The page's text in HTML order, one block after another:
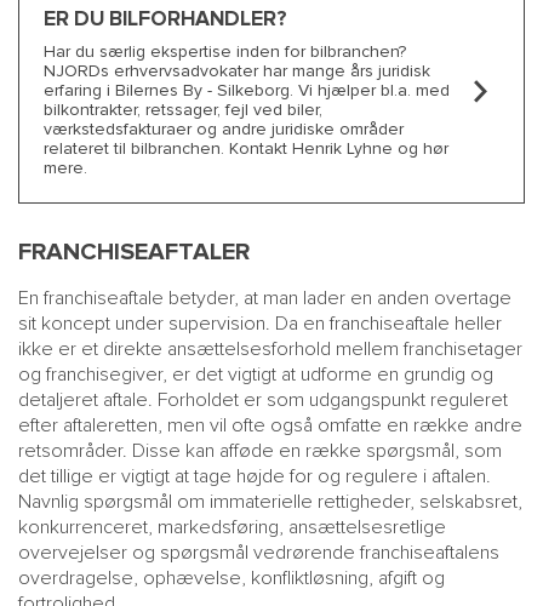
ER DU BILFORHANDLER?
Har du særlig ekspertise inden for bilbranchen?
NJORDs erhvervsadvokater har mange års juridisk
erfaring i Bilernes By - Silkeborg. Vi hjælper bl.a. med
bilkontrakter, retssager, fejl ved biler,
værkstedsfakturaer og andre juridiske områder
relateret til bilbranchen. Kontakt Henrik Lyhne og hør
mere.
FRANCHISEAFTALER
En franchiseaftale betyder, at man lader en anden overtage
sit koncept under supervision. Da en franchiseaftale heller
ikke er et direkte ansættelsesforhold mellem franchisetager
og franchisegiver, er det vigtigt at udforme en grundig og
detaljeret aftale. Forholdet er som udgangspunkt reguleret
efter aftaleretten, men vil ofte også omfatte en række andre
retsområder. Disse kan afføde en række spørgsmål, som
det tillige er vigtigt at tage højde for og regulere i aftalen.
Navnlig spørgsmål om immaterielle rettigheder, selskabsret,
konkurrenceret, markedsføring, ansættelsesretlige
overvejelser og spørgsmål vedrørende franchiseaftalens
overdragelse, ophævelse, konfliktløsning, afgift og